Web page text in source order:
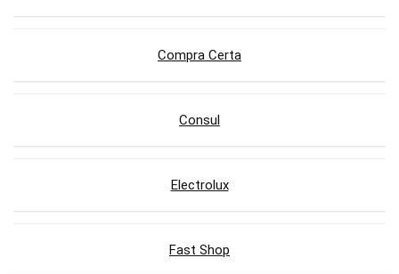
Compra Certa
Consul
Electrolux
Fast Shop